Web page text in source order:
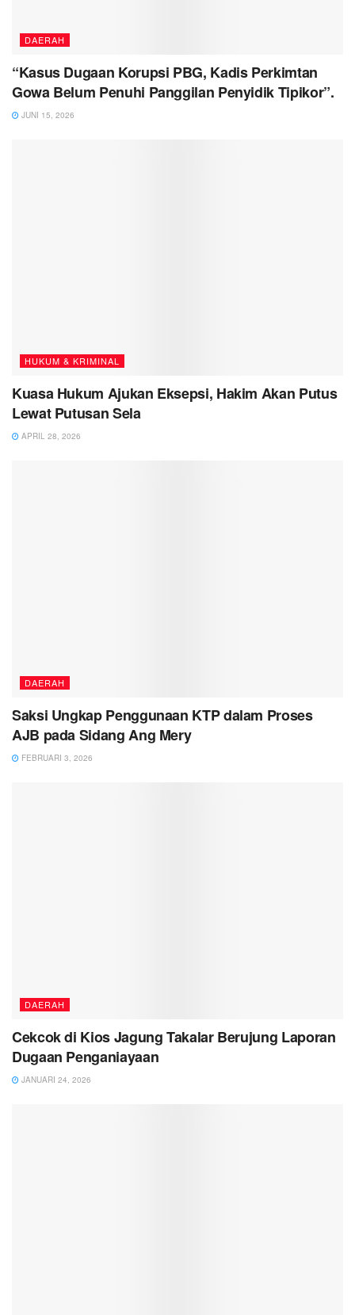
DAERAH
“Kasus Dugaan Korupsi PBG, Kadis Perkimtan
Gowa Belum Penuhi Panggilan Penyidik Tipikor”.
JUNI 15, 2026
HUKUM & KRIMINAL
Kuasa Hukum Ajukan Eksepsi, Hakim Akan Putus
Lewat Putusan Sela
APRIL 28, 2026
DAERAH
Saksi Ungkap Penggunaan KTP dalam Proses
AJB pada Sidang Ang Mery
FEBRUARI 3, 2026
DAERAH
Cekcok di Kios Jagung Takalar Berujung Laporan
Dugaan Penganiayaan
JANUARI 24, 2026